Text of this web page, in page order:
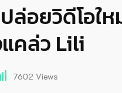
ล่อยวิดีโอใ
คล่ว Lili
7602 Views